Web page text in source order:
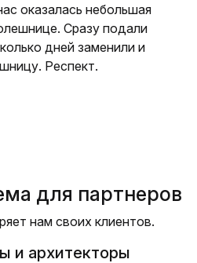
оказалась небольшая
Сразу подали
дней заменили и
Респект.
для партнеров
нам своих клиентов.
и архитекторы